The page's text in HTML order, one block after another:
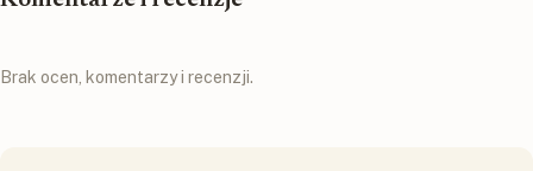
Brak ocen, komentarzy i recenzji.